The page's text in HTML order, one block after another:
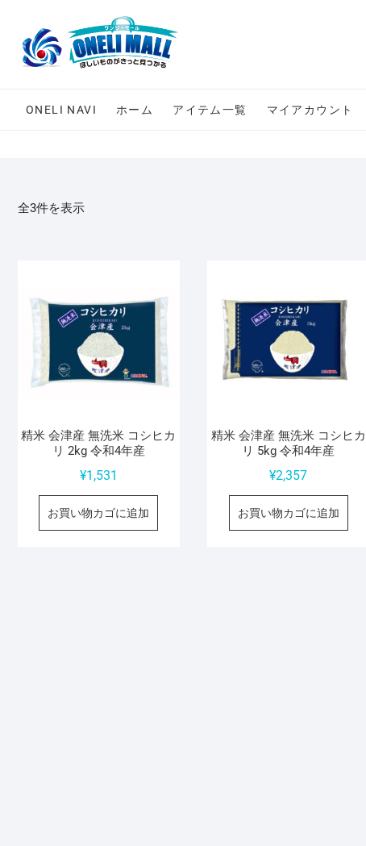
content
ONELI NAVI ホーム アイテム一覧 マイアカウント
全3件を表示
精米 会津産 無洗米 コシヒカ
リ 2kg 令和4年産
¥1,531
お買い物カゴに追加
精米 会津産 無洗米 コシヒカ
リ 5kg 令和4年産
¥2,357
お買い物カゴに追加